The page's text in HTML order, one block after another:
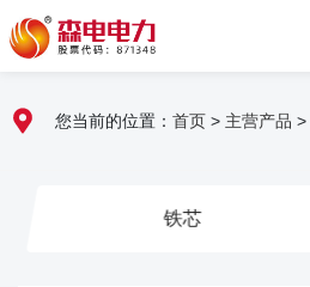
您当前的位置： 首页 > 主营产品 >
铁芯